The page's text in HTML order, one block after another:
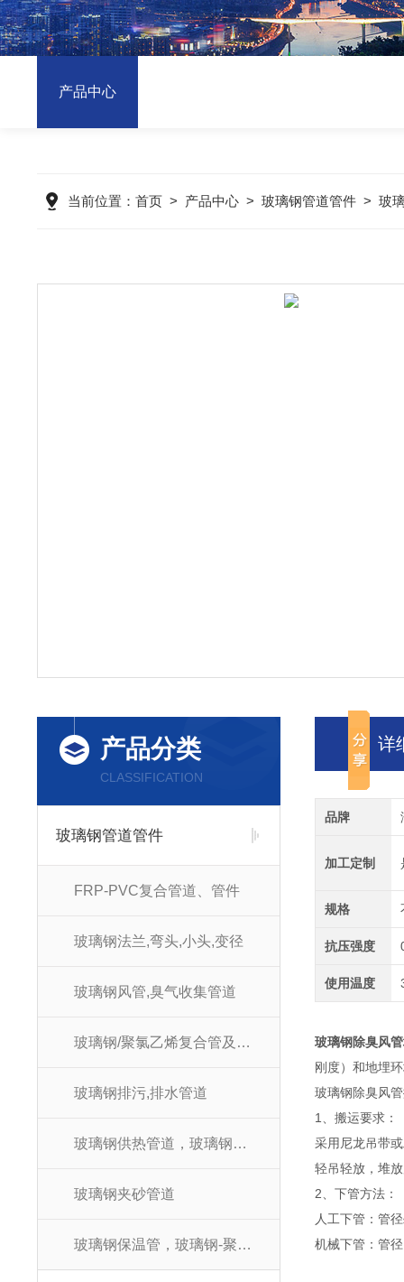
产品中心
当前位置： 首页> 产品中心> 玻璃钢管道管件> 玻
产品分类
CLASSIFICATION
玻璃钢管道管件
FRP-PVC复合管道、管件
玻璃钢法兰,弯头,小头,变径
玻璃钢风管,臭气收集管道
玻璃钢/聚氯乙烯复合管及管件
玻璃钢排污,排水管道
玻璃钢供热管道，玻璃钢供暖管道
玻璃钢夹砂管道
玻璃钢保温管，玻璃钢-聚氨酯防腐保温管
详
品牌
加工定制
规格
抗压强度
使用温度
玻璃钢除臭风
刚度）和地埋
玻璃钢除臭风
1、搬运要求：
采用尼龙吊带
轻吊轻放，堆
2、下管方法：
人工下管：管
机械下管：管